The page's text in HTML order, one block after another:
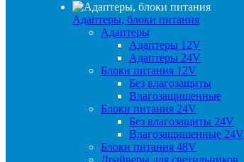
Адаптеры, блоки питания
Адаптеры
Адаптеры 12V
Адаптеры 24V
Блоки питания 12V
Без влагозащиты
Влагозащищенные
Блоки питания 24V
Без влагозащиты 24V
Влагозащищенные 24V
Блоки питания 48V
Драйверы для светильников